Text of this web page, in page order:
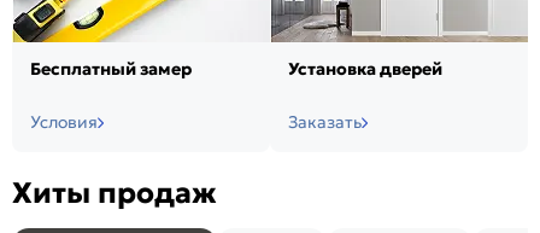
Бесплатный замер
Условия
Установка дверей
Заказать
Хиты продаж